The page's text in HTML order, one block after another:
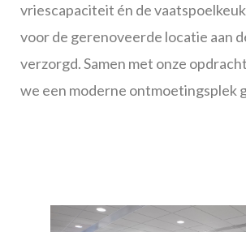
vriescapaciteit én de
voor de gerenoveerde locatie aan
verzorgd. Samen met onze
we een moderne ontmoetingsplek